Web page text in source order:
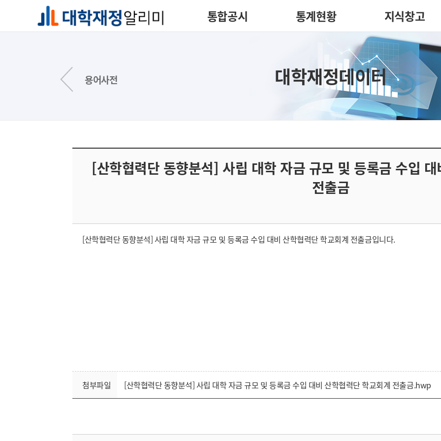
통합공시 통계현황 지식창고
용어사전 대학재정데이터
[산학협력단 동향분석] 사립 대학 자금 규모 및 등록금 수입
전출금
[산학협력단 동향분석] 사립 대학 자금 규모 및 등록금 수입 대비 산학협력단 학교회계 전출금입니다.
첨부파일 [산학협력단 동향분석] 사립 대학 자금 규모 및 등록금 수입 대비 산학협력단 학교회계 전출금.hwp